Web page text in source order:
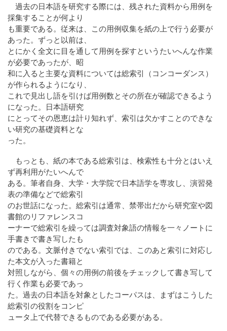
過去の日本語を研究する際には、残された資料から用例を
採集することが何より
も重要である。従来は、この用例収集を紙の上で行う必要が
あった。ずっと以前は、
とにかく全文に目を通して用例を探すというたいへんな作業
が必要であったが、昭
和に入ると主要な資料については総索引（コンコーダンス）
が作られるようになり、
これで見出し語を引けば用例数とその所在が確認できるよう
になった。日本語研究
にとってその恩恵は計り知れず、索引は欠かすことのできな
い研究の基礎資料とな
った。
もっとも、紙の本である総索引は、検索性も十分とはいえ
ず再利用がたいへんで
ある。筆者自身、大学・大学院で日本語学を専攻し、演習発
表の準備などで総索引
のお世話になった。総索引は通常、禁帯出だから研究室や図
書館のリファレンスコ
ーナーで総索引を繰っては調査対象語の情報を一々ノートに
手書きで書き写したも
のである。文脈付きでない索引では、このあと索引に対応し
た本文が入った書籍と
対照しながら、個々の用例の前後をチェックして書き写して
行く作業も必要であっ
た。過去の日本語を対象としたコーパスは、まずはこうした
総索引の役割をコンピ
ュータ上で代替できるものである必要がある。